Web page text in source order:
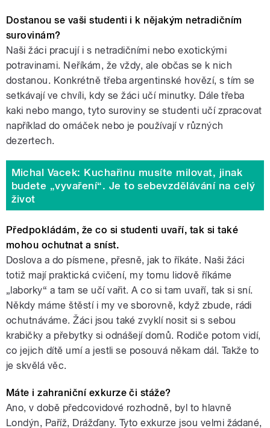
Dostanou se vaši studenti i k nějakým netradičním
surovinám?
Naši žáci pracují i s netradičními nebo exotickými
potravinami. Neříkám, že vždy, ale občas se k nich
dostanou. Konkrétně třeba argentinské hovězí, s tím se
setkávají ve chvíli, kdy se žáci učí minutky. Dále třeba
kaki nebo mango, tyto suroviny se studenti učí zpracovat
například do omáček nebo je používají v různých
dezertech.
Michal Vacek: Kuchařinu musíte milovat, jinak
budete „vyvaření“. Je to sebevzdělávání na celý
život
Předpokládám, že co si studenti uvaří, tak si také
mohou ochutnat a sníst.
Doslova a do písmene, přesně, jak to říkáte. Naši žáci
totiž mají praktická cvičení, my tomu lidově říkáme
„laborky“ a tam se učí vařit. A co si tam uvaří, tak si sní.
Někdy máme štěstí i my ve sborovně, když zbude, rádi
ochutnáváme. Žáci jsou také zvyklí nosit si s sebou
krabičky a přebytky si odnášejí domů. Rodiče potom vidí,
co jejich dítě umí a jestli se posouvá někam dál. Takže to
je skvělá věc.
Máte i zahraniční exkurze či stáže?
Ano, v době předcovidové rozhodně, byl to hlavně
Londýn, Paříž, Drážďany. Tyto exkurze jsou velmi žádané,